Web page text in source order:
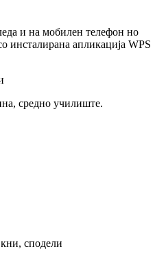
и на мобилен телефон но
инсталирана апликација WPS
средно училиште.
сподели